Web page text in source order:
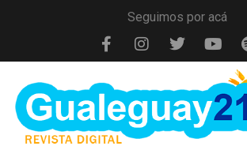
Seguimos por acá